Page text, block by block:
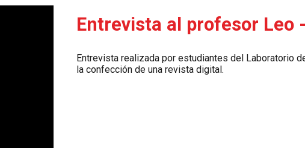
Entrevista al profesor Leo
Entrevista realizada por estudiantes del Laboratorio
la confección de una revista digital.